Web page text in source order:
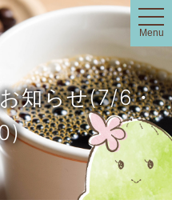
t
o
g
g
l
e
n
a
v
i
g
a
t
i
o
n
Menu
知らせ(7/6・